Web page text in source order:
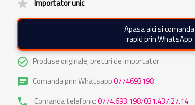
grade Importator unic
Apasa aici si comanda
rapid prin WhatsApp
check_circle_outline Produse originale, preturi de importator
chat Comanda prin Whatsapp0774693198
phone Comanda telefonic:0774.693.198/031.437.27.14